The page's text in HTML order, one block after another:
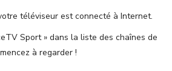
téléviseur est connecté à Internet.
Sport » dans la liste des chaînes de
à regarder !